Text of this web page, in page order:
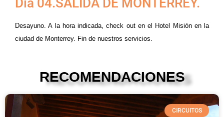
Desayuno. A la hora indicada, check out en el Hotel Misión en la
ciudad de Monterrey. Fin de nuestros servicios.
RECOMENDACIONES
CIRCUITOS